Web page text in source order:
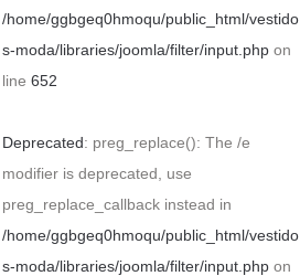
/home/ggbgeq0hmoqu/public_html/vestido
s-moda/libraries/joomla/filter/input.php on
line 652
Deprecated: preg_replace(): The /e
modifier is deprecated, use
preg_replace_callback instead in
/home/ggbgeq0hmoqu/public_html/vestido
s-moda/libraries/joomla/filter/input.php on